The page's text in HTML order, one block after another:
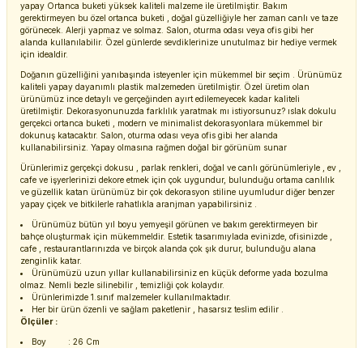
yapay Ortanca buketi yüksek kaliteli malzeme ile üretilmiştir. Bakım
gerektirmeyen bu özel ortanca buketi , doğal güzelliğiyle her zaman canlı ve taze
görünecek. Alerji yapmaz ve solmaz. Salon, oturma odası veya ofis gibi her
alanda kullanılabilir. Özel günlerde sevdiklerinize unutulmaz bir hediye vermek
için idealdir.
Doğanın güzelliğini yanıbaşında isteyenler için mükemmel bir seçim . Ürünümüz
kaliteli yapay dayanımlı plastik malzemeden üretilmiştir. Özel üretim olan
ürünümüz ince detaylı ve gerçeğinden ayırt edilemeyecek kadar kaliteli
üretilmiştir. Dekorasyonunuzda farklılık yaratmak mı istiyorsunuz? ıslak dokulu
gerçekci ortanca buketi , modern ve minimalist dekorasyonlara mükemmel bir
dokunuş katacaktır. Salon, oturma odası veya ofis gibi her alanda
kullanabilirsiniz. Yapay olmasına rağmen doğal bir görünüm sunar
Ürünlerimiz gerçekçi dokusu , parlak renkleri, doğal ve canlı görünümleriyle , ev ,
cafe ve işyerlerinizi dekore etmek için çok uygundur, bulunduğu ortama canlılık
ve güzellik katan ürünümüz bir çok dekorasyon stiline uyumludur diğer benzer
yapay çiçek ve bitkilerle rahatlıkla aranjman yapabilirsiniz .
Ürünümüz bütün yıl boyu yemyeşil görünen ve bakım gerektirmeyen bir
bahçe oluşturmak için mükemmeldir. Estetik tasarımıylada evinizde, ofisinizde ,
cafe , restaurantlarınızda ve birçok alanda çok şık durur, bulunduğu alana
zenginlik katar.
Ürünümüzü uzun yıllar kullanabilirsiniz en küçük deforme yada bozulma
olmaz. Nemli bezle silinebilir , temizliği çok kolaydır.
Ürünlerimizde 1.sınıf malzemeler kullanılmaktadır.
Her bir ürün özenli ve sağlam paketlenir , hasarsız teslim edilir .
Ölçüler :
Boy : 26 Cm